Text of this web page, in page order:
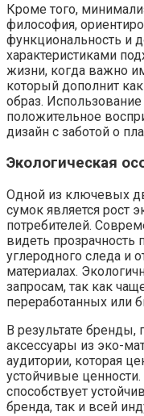
Кроме того,
философия,
функциональность и
характеристиками
жизни, когда важно
который дополнит
образ.
положительное
дизайн с заботой о
Экологическая
Одной из ключевых
сумок является рост
потребителей.
видеть
углеродного следа и
материалах.
запросам, так как
переработанных или
В результате
аксессуары из эко-
аудитории, которая
устойчивые
способствует
бренда, так и всей